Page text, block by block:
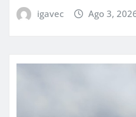
igavec Ago 3,